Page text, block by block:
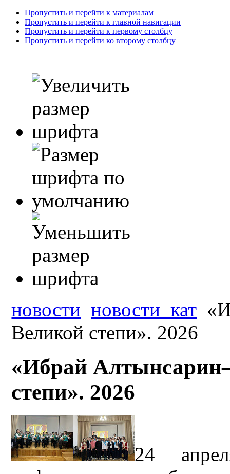
Пропустить и перейти к материалам
Пропустить и перейти к главной навигации
Пропустить и перейти к первому столбцу
Пропустить и перейти ко второму столбцу
новости новости_кат
Великой степи». 2026
«Ибрай
степи». 2026
24